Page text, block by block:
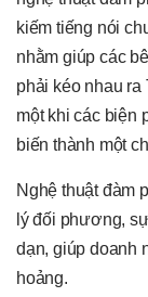
kiếm tiếng nói
nhằm giúp các
phải kéo nhau ra
một khi các biện
biến thành một
Nghệ thuật đàm
lý đối phương,
dạn, giúp doanh
hoảng.